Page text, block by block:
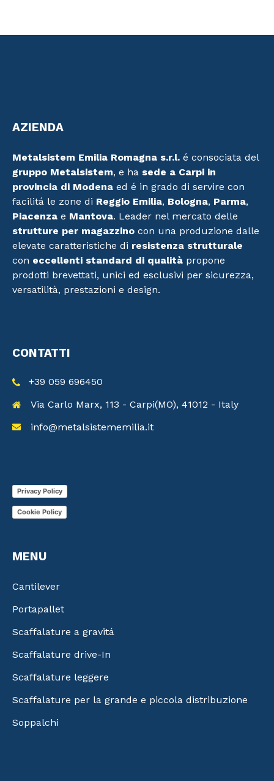
AZIENDA
Metalsistem Emilia Romagna s.r.l. é consociata del
gruppo Metalsistem, e ha sede a Carpi in
provincia di Modena ed é in grado di servire con
facilitá le zone di Reggio Emilia, Bologna, Parma,
Piacenza e Mantova. Leader nel mercato delle
strutture per magazzino con una produzione dalle
elevate caratteristiche di resistenza strutturale
con eccellenti standard di qualità propone
prodotti brevettati, unici ed esclusivi per sicurezza,
versatilità, prestazioni e design.
CONTATTI
+39 059 696450
Via Carlo Marx, 113 - Carpi(MO), 41012 - Italy
info@metalsistememilia.it
Privacy Policy
Cookie Policy
MENU
Cantilever
Portapallet
Scaffalature a gravitá
Scaffalature drive-In
Scaffalature leggere
Scaffalature per la grande e piccola distribuzione
Soppalchi